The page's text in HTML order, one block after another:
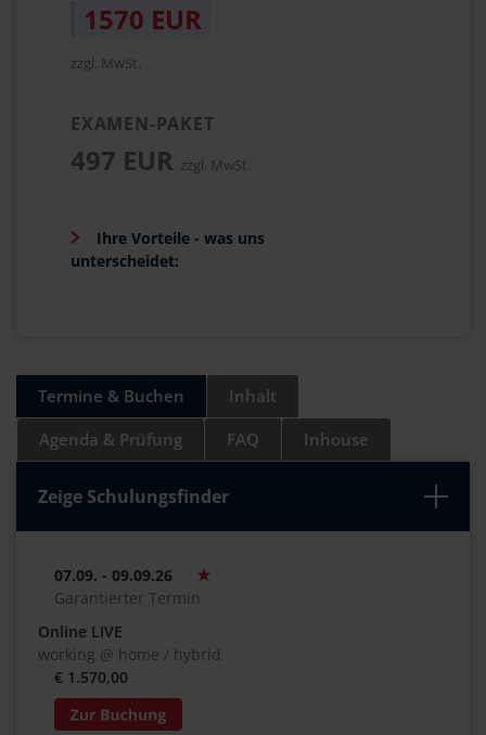
1570 EUR
zzgl. MwSt.
EXAMEN-PAKET
497 EUR zzgl. MwSt.
Ihre Vorteile - was uns
unterscheidet:
Termine & Buchen
Inhalt
Agenda & Prüfung
FAQ Inhouse
Zeige Schulungsfinder
07.09. - 09.09.26
Garantierter Termin
Online LIVE
working @ home / hybrid
€ 1.570,00